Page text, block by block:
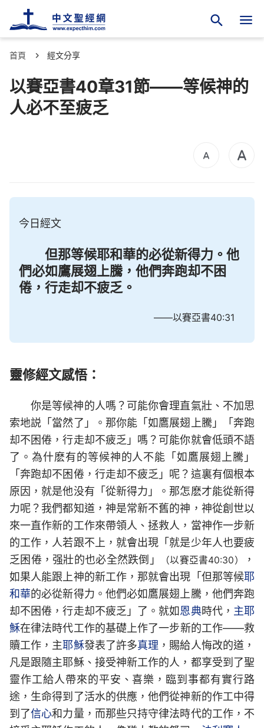
首頁 經文分享
以賽亞書40章31節——等候神的
人必不至疲乏
今日經文
但那等候耶和華的必從新得力。他
們必如鷹展翅上騰，他們奔跑却不困
倦，行走却不疲乏。
——以賽亞書40:31
靈修經文感悟：
你是等候神的人嗎？可能你會理直氣壯、不加思
索地説「當然了」。那你能「如鷹展翅上騰」「奔跑
却不困倦，行走却不疲乏」嗎？可能你就會低頭不語
了。為什麽有的等候神的人不能「如鷹展翅上騰」
「奔跑却不困倦，行走却不疲乏」呢？這裏有個根本
原因，就是他没有「從新得力」。那怎麽才能從新得
力呢？我們都知道，神是常新不舊的神，神從創世以
來一直作新的工作來帶領人、拯救人，當神作一步新
的工作，人若跟不上，就會出現「就是少年人也要疲
乏困倦，强壯的也必全然跌倒」
（以賽亞書40:30）
，
如果人能跟上神的新工作，那就會出現「但那等候耶
和華的必從新得力。他們必如鷹展翅上騰，他們奔跑
却不困倦，行走却不疲乏」了。就如恩典時代， 主耶
穌在律法時代工作的基礎上作了一步新的工作——救
贖工作，主耶穌發表了許多真理 ，賜給人悔改的道，
凡是跟隨主耶穌、接受神新工作的人，都享受到了聖
靈作工給人帶來的平安、喜樂，臨到事都有實行路
途，生命得到了活水的供應，他們從神新的作工中得
到了信心和力量，而那些只持守律法時代的工作，不